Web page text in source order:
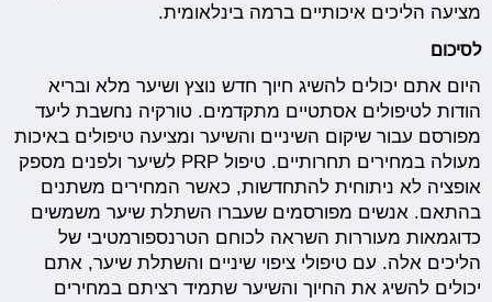
מציעה הליכים איכותיים ברמה בינלאומית.
לסיכום
היום אתם יכולים להשיג חיוך חדש נוצץ ושיער מלא ובריא
הודות לטיפולים אסתטיים מתקדמים. טורקיה נחשבת ליעד
מפורסם עבור שיקום השיניים והשיער ומציעה טיפולים באיכות
מעולה במחירים תחרותיים. טיפול PRP לשיער ולפנים מספק
אופציה לא ניתוחית להתחדשות, כאשר המחירים משתנים
בהתאם. אנשים מפורסמים שעברו השתלת שיער משמשים
כדוגמאות מעוררות השראה לכוחם הטרנספורמטיבי של
הליכים אלה. עם טיפולי ציפוי שיניים והשתלת שיער, אתם
יכולים להשיג את החיוך והשיער שתמיד רציתם במחירים